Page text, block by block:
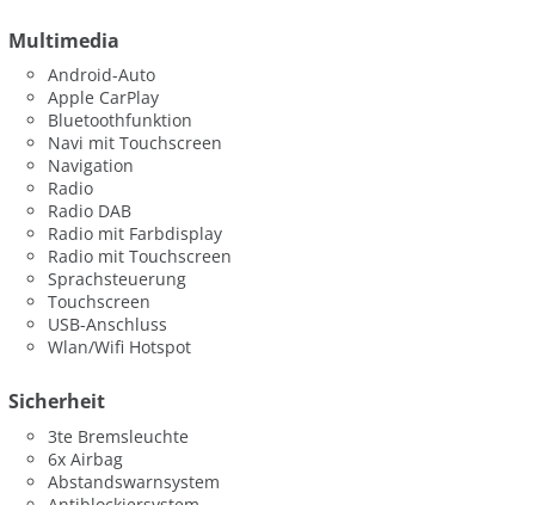
Multimedia
Android-Auto
Apple CarPlay
Bluetoothfunktion
Navi mit Touchscreen
Navigation
Radio
Radio DAB
Radio mit Farbdisplay
Radio mit Touchscreen
Sprachsteuerung
Touchscreen
USB-Anschluss
Wlan/Wifi Hotspot
Sicherheit
3te Bremsleuchte
6x Airbag
Abstandswarnsystem